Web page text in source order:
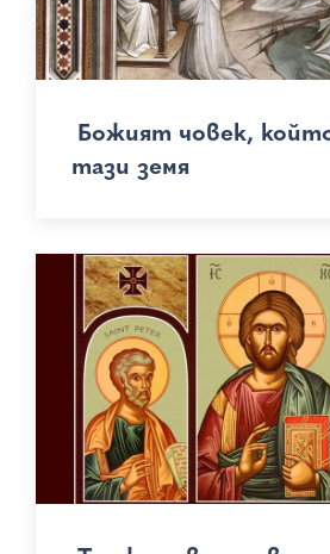
Божият човек,
тази земя